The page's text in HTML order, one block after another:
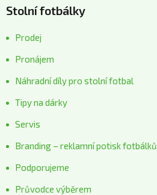
Stolní fotbálky
Prodej
Pronájem
Náhradní díly pro stolní fotbal
Tipy na dárky
Servis
Branding – reklamní potisk fotbálků
Podporujeme
Průvodce výběrem